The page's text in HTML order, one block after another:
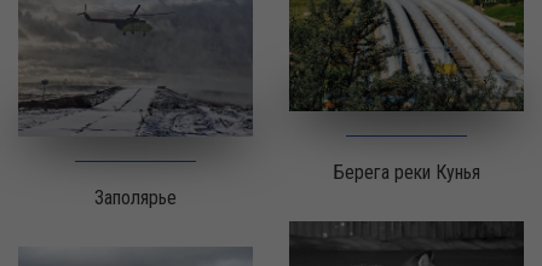
Заполярье
Берега реки Кунья